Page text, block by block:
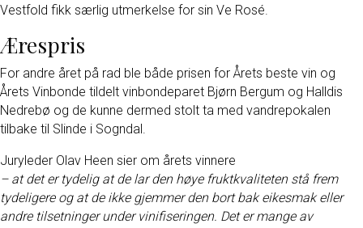
Vestfold fikk særlig utmerkelse for sin Ve Rosé.
Ærespris
For andre året på rad ble både prisen for Årets beste vin og
Årets Vinbonde tildelt vinbondeparet Bjørn Bergum og Halldis
Nedrebø og de kunne dermed stolt ta med vandrepokalen
tilbake til Slinde i Sogndal.
Juryleder Olav Heen sier om årets vinnere
– at det er tydelig at de lar den høye fruktkvaliteten stå frem
tydeligere og at de ikke gjemmer den bort bak eikesmak eller
andre tilsetninger under vinifiseringen. Det er mange av